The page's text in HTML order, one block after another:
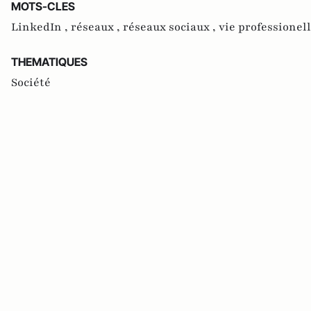
MOTS-CLES
LinkedIn , réseaux , réseaux sociaux , vie
THEMATIQUES
Société